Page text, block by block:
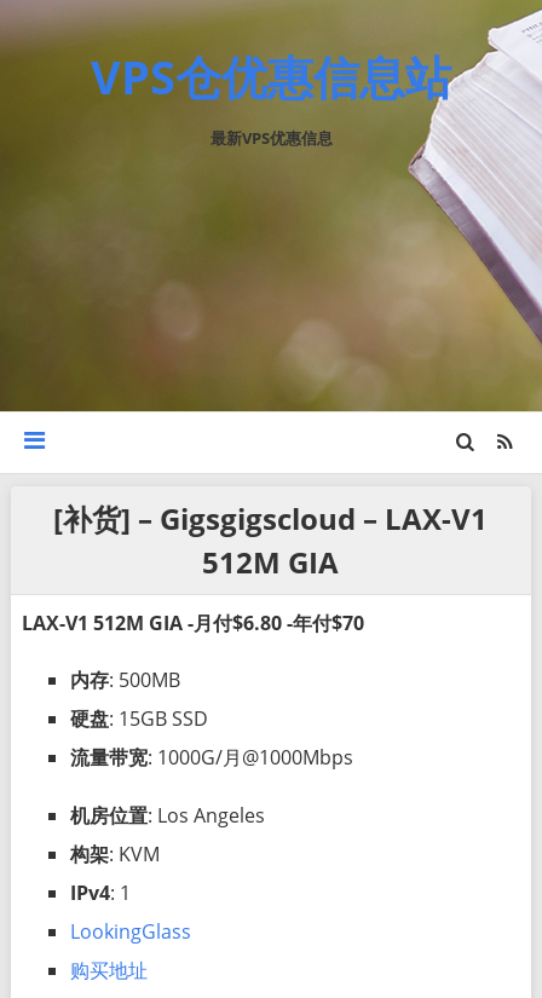
VPS仓优惠信息站
最新VPS优惠信息
[补货] – Gigsgigscloud – LAX-V1
512M GIA
LAX-V1 512M GIA -月付$6.80 -年付$70
内存: 500MB
硬盘: 15GB SSD
流量带宽: 1000G/月@1000Mbps
机房位置: Los Angeles
构架: KVM
IPv4: 1
LookingGlass
购买地址